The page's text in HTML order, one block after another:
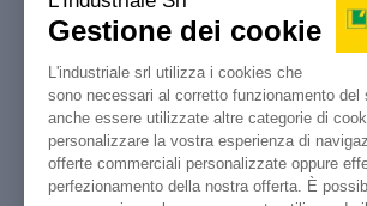
Industriale.it
Il tuo portale di riferimento per
compravendita, aste e liquidazioni di
macchine utensili e macchinari
industriali.